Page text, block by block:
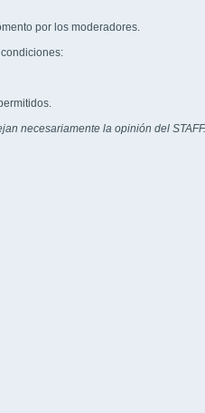
por los moderadores.
necesariamente la opinión del STAFF.